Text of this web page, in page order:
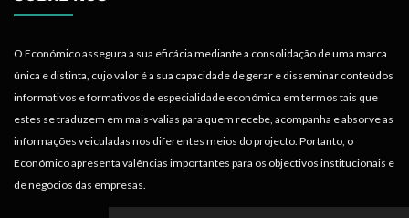
O Económico assegura a sua eficácia mediante a consolidação de uma marca
única e distinta, cujo valor é a sua capacidade de gerar e disseminar conteúdos
informativos e formativos de especialidade económica em termos tais que
estes se traduzem em mais-valias para quem recebe, acompanha e absorve as
informações veiculadas nos diferentes meios do projecto. Portanto, o
Económico apresenta valências importantes para os objectivos institucionais e
de negócios das empresas.